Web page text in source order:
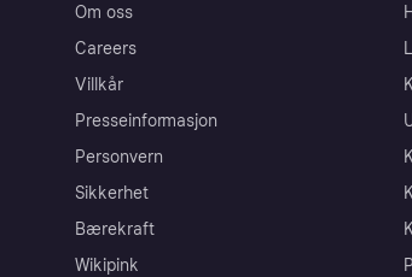
Om oss
Careers
Villkår
Presseinformasjon
Personvern
Sikkerhet
Bærekraft
Wikipink